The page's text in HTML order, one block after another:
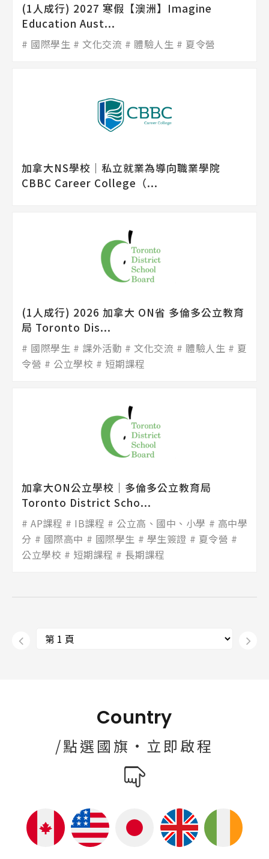
(1人成行) 2027 寒假【澳洲】Imagine
Education Aust...
國際學生 文化交流 體驗人生 夏令營
加拿大NS學校│私立就業為導向職業學院
CBBC Career College（...
(1人成行) 2026 加拿大 ON省 多倫多公立教育
局 Toronto Dis...
國際學生 課外活動 文化交流 體驗人生
夏
令營
公立學校 短期課程
加拿大ON公立學校│多倫多公立教育局
Toronto District Scho...
AP課程 IB課程 公立高、國中、小學
高中學
分
國際高中 國際學生 學生簽證
夏令營
公立學校
短期課程 長期課程
Country
/點選國旗·立即啟程